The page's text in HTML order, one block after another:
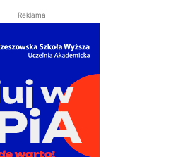
Reklama